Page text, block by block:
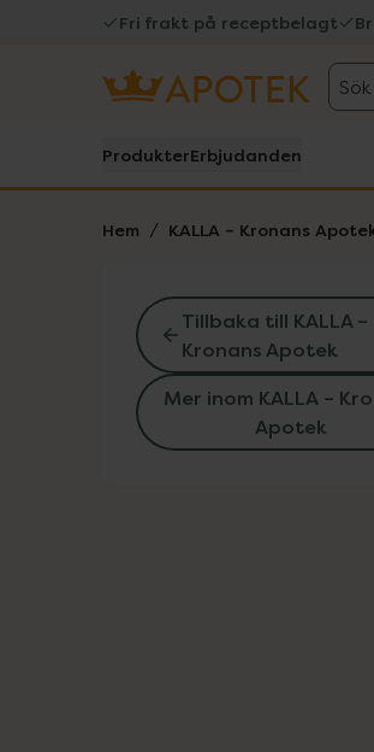
Fri frakt på receptbelagt
Sök
ProdukterErbjudanden
Hem KALLA – Kronans
Tillbaka till KALLA –
Kronans Apotek
Mer inom KALLA –
Apotek